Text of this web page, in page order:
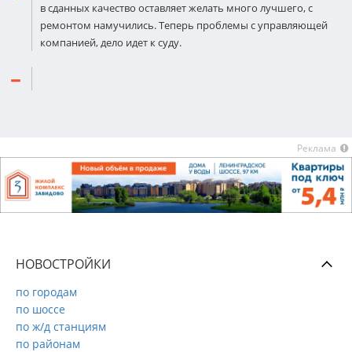
в сданных качество оставляет желать много лучшего, с
ремонтом намучились. Теперь проблемы с управляющей
компанией, дело идет к суду.
Реклама
НОВОСТРОЙКИ
по городам
по шоссе
по ж/д станциям
по районам